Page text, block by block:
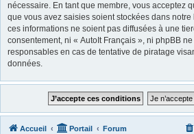
nécessaire. En tant que membre, vous acceptez
que vous avez saisies soient stockées dans
ces informations ne soient pas diffusées à une
consentement, ni « AutoIt Français », ni phpBB
responsables en cas de tentative de piratage
données.
Accueil Portail Forum